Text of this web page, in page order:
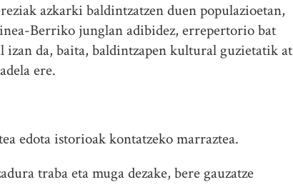
azkarki baldintzatzen duen populazioetan,
Berriko junglan adibidez, errepertorio bat
da, baita, baldintzapen kultural guzietatik at
ere.
edota istorioak kontatzeko marraztea.
traba eta muga dezake, bere gauzatze